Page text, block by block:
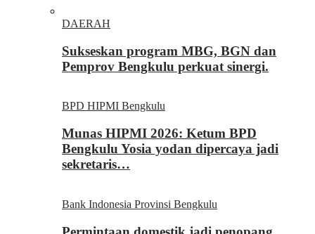
DAERAH
Sukseskan program MBG, BGN dan
Pemprov Bengkulu perkuat sinergi.
BPD HIPMI Bengkulu
Munas HIPMI 2026: Ketum BPD
Bengkulu Yosia yodan dipercaya jadi
sekretaris…
Bank Indonesia Provinsi Bengkulu